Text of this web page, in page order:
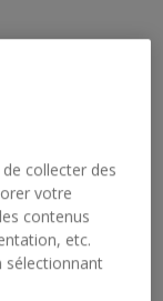
collecter des
votre
contenus
etc.
sélectionnant